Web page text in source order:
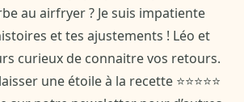
au airfryer ? Je suis impatiente
et tes ajustements ! Léo et
curieux de connaitre vos retours.
une étoile à la recette ⭐⭐⭐⭐⭐